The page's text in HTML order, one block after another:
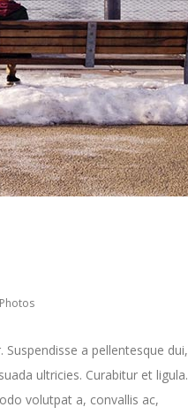
Photos
a pellentesque dui,
ultricies. Curabitur et ligula.
volutpat a, convallis ac,